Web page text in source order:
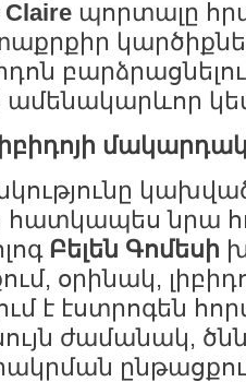
Claire պորտալը
ամենակարևոր
հատկապես նրա
Բելեն Գոմեսի
օրինակ,
է էստրոգեն
ժամանակ,